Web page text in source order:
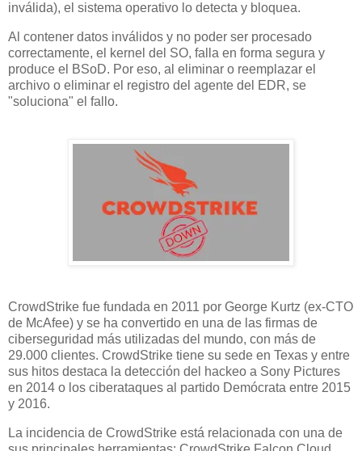
inválida), el sistema operativo lo detecta y bloquea.
Al contener datos inválidos y no poder ser procesado
correctamente, el kernel del SO, falla en forma segura y
produce el BSoD. Por eso, al eliminar o reemplazar el
archivo o eliminar el registro del agente del EDR, se
"soluciona" el fallo.
CrowdStrike fue fundada en 2011 por George Kurtz (ex-CTO
de McAfee) y se ha convertido en una de las firmas de
ciberseguridad más utilizadas del mundo, con más de
29.000 clientes. CrowdStrike tiene su sede en Texas y entre
sus hitos destaca la detección del hackeo a Sony Pictures
en 2014 o los ciberataques al partido Demócrata entre 2015
y 2016.
La incidencia de CrowdStrike está relacionada con una de